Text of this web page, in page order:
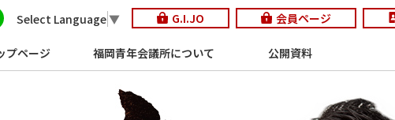
Select Language▼ G.I.JO 会員ページ
プページ 福岡青年会議所について 公開資料